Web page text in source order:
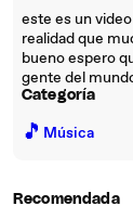
este es un
realidad que
bueno espero
gente del
Categoría
🎵 Música
Recomendada